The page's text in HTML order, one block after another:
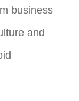
business
and